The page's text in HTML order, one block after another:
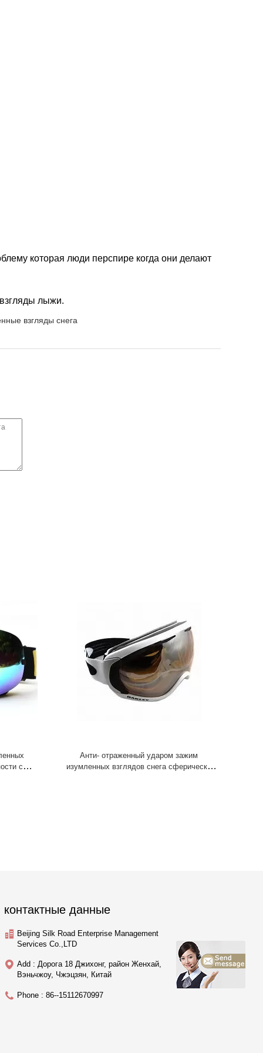
которая люди перспире когда они делают
лыжи.
взгляды снега
с
Анти- отраженный ударом зажим
изумленных взглядов снега сферически
контактные данные
Beijing Silk Road Enterprise Management
Services Co.,LTD
Add : Дорога 18 Джихонг, район Женхай,
Вэньчжоу, Чжэцзян, Китай
Phone : 86--15112670997